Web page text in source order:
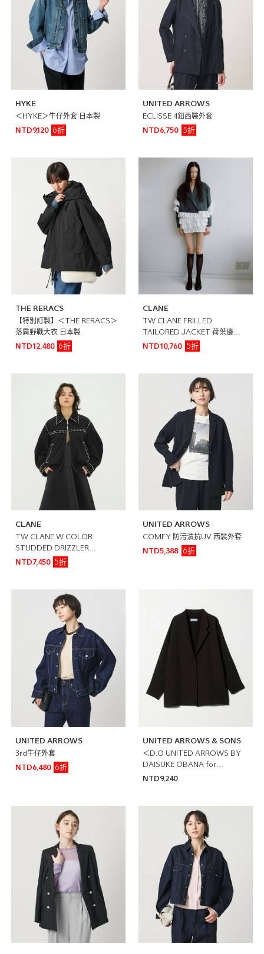
HYKE
＜HYKE＞牛仔外套 日本製
NTD9,120
6折
UNITED ARROWS
ECLISSE 4釦西裝外套
NTD6,750
5折
THE RERACS
【特別訂製】＜THE RERACS＞
落肩野戰大衣 日本製
NTD12,480
6折
CLANE
TW CLANE FRILLED
TAILORED JACKET 荷葉邊西
裝外套
NTD10,760 5折
CLANE
TW CLANE W COLOR
STUDDED DRIZZLER
JACKET 鉚釘設計外套
NTD7,450 5折
UNITED ARROWS
COMFY 防污漬抗UV 西裝外套
NTD5,388
6折
UNITED ARROWS
3rd牛仔外套
NTD6,480
6折
UNITED ARROWS & SONS
＜D.O UNITED ARROWS BY
DAISUKE OBANA for
WOMEN＞土耳其袖西裝外套 日
NTD9,240